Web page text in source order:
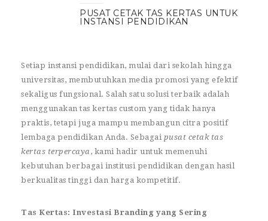
PUSAT CETAK TAS KERTAS UNTUK
INSTANSI PENDIDIKAN
Setiap instansi pendidikan, mulai dari sekolah hingga
universitas, membutuhkan media promosi yang efektif
sekaligus fungsional. Salah satu solusi terbaik adalah
menggunakan tas kertas custom yang tidak hanya
praktis, tetapi juga mampu membangun citra positif
lembaga pendidikan Anda. Sebagai pusat cetak tas
kertas terpercaya , kami hadir untuk memenuhi
kebutuhan berbagai institusi pendidikan dengan hasil
berkualitas tinggi dan harga kompetitif.
Tas Kertas: Investasi Branding yang Sering